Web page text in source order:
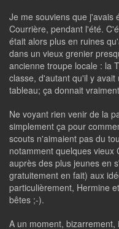
Je me souviens que j'avais
Courrière, pendant l'été.
était alors plus en ruines
dans un vieux grenier
ancienne troupe locale : la
classe, d'autant qu'il y
tableau; ça donnait
Ne voyant rien venir de la
simplement ça pour
scouts n'aimaient pas du
notamment quelques vieux
auprès des plus jeunes en
gratuitement en fait) aux
particulièrement, Hermine
bêtes ;-).
A un moment,